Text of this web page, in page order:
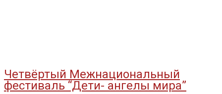
Четвёртый Межнациональный
фестиваль “Дети- ангелы мира”